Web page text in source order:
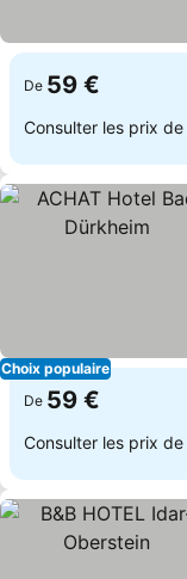
De 59 €
Consulter les prix de
Choix populaire
De 59 €
Consulter les prix de